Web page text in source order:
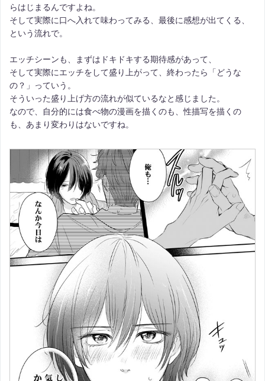
らはじまるんですよね。
そして実際に口へ入れて味わってみる、最後に感想が出てくる、
という流れで。
エッチシーンも、まずはドキドキする期待感があって、
そして実際にエッチをして盛り上がって、終わったら「どうな
の？」っていう。
そういった盛り上げ方の流れが似ているなと感じました。
なので、自分的には食べ物の漫画を描くのも、性描写を描くの
も、あまり変わりはないですね。